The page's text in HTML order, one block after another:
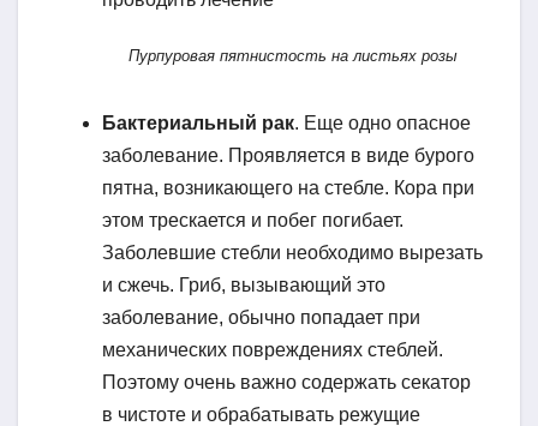
Пурпуровая пятнистость на листьях розы
Бактериальный рак. Еще одно опасное
заболевание. Проявляется в виде бурого
пятна, возникающего на стебле. Кора при
этом трескается и побег погибает.
Заболевшие стебли необходимо вырезать
и сжечь. Гриб, вызывающий это
заболевание, обычно попадает при
механических повреждениях стеблей.
Поэтому очень важно содержать секатор
в чистоте и обрабатывать режущие